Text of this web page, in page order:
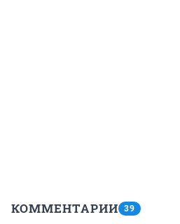
КОММЕНТАРИИ 39